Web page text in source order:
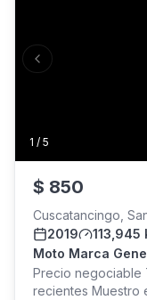
1 / 5
Previous slide
$ 850
Cuscatancingo,
2019
113,945
Moto Marca
Precio negociable
recientes Muestro